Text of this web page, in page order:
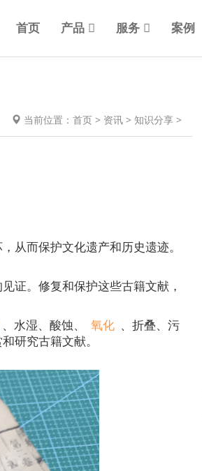
首页 产品 服务 案例
当前位置： 首页> 资讯> 知识分享>
从而保护文化遗产和历史遗迹。
证。修复和保护这些古籍文献，
、水湿、酸蚀、 氧化 、折叠、污
研究古籍文献。